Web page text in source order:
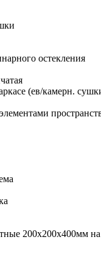
остекления
(ев/камерн.
200х200х400мм